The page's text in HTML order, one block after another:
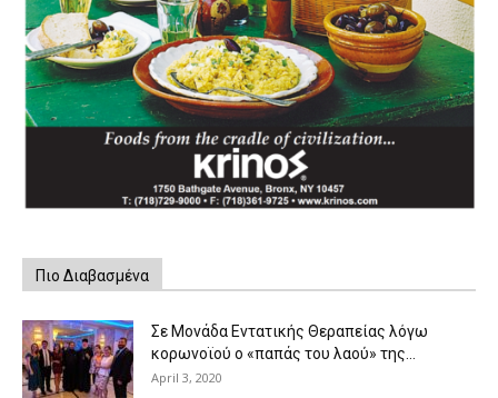
Πιο Διαβασμένα
Σε Μονάδα Εντατικής Θεραπείας λόγω
κορωνοϊού ο «παπάς του λαού» της...
April 3, 2020